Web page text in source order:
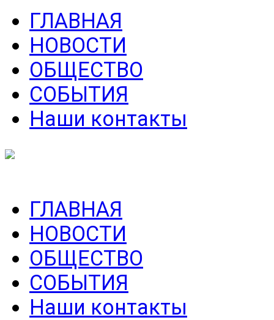
ГЛАВНАЯ
НОВОСТИ
ОБЩЕСТВО
СОБЫТИЯ
Наши контакты
ГЛАВНАЯ
НОВОСТИ
ОБЩЕСТВО
СОБЫТИЯ
Наши контакты